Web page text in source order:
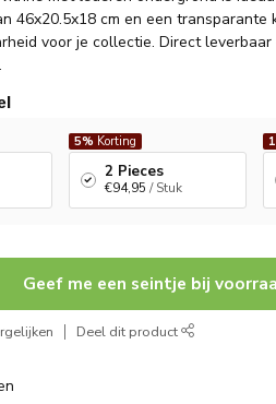
46x20.5x18 cm en een
voor je collectie. Direct
.
5% Korting
2 Pieces
€94,95 / Stuk
Geef me een seintje bij
Deel dit product